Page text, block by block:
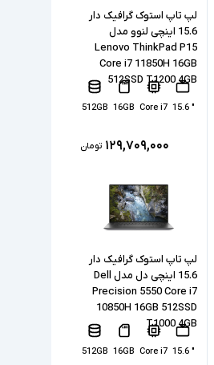
لپ تاپ استوک گرافیک دار
15.6 اینچی لنوو مدل
Lenovo ThinkPad P15
Core i7 11850H 16GB
512SSD T1200 4GB
" 15.6
Core i7
16GB
512GB
۱۲۹,۷۰۹,۰۰۰ تومان
لپ تاپ استوک گرافیک دار
15.6 اینچی دل مدل Dell
Precision 5550 Core i7
10850H 16GB 512SSD
T1000 4GB
" 15.6
Core i7
16GB
512GB